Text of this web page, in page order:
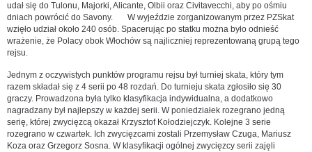
udał się do Tulonu, Majorki, Alicante, Olbii oraz Civitavecchi, aby po ośmiu
dniach powrócić do Savony. W wyjeździe zorganizowanym przez PZSkat
wzięło udział około 240 osób. Spacerując po statku można było odnieść
wrażenie, że Polacy obok Włochów są najliczniej reprezentowaną grupą tego
rejsu.
Jednym z oczywistych punktów programu rejsu był turniej skata, który tym
razem składał się z 4 serii po 48 rozdań. Do turnieju skata zgłosiło się 30
graczy. Prowadzona była tylko klasyfikacja indywidualna, a dodatkowo
nagradzany był najlepszy w każdej serii. W poniedziałek rozegrano jedną
serię, której zwycięzcą okazał Krzysztof Kołodziejczyk. Kolejne 3 serie
rozegrano w czwartek. Ich zwycięzcami zostali Przemysław Czuga, Mariusz
Koza oraz Grzegorz Sosna. W klasyfikacji ogólnej zwycięzcy serii zajęli